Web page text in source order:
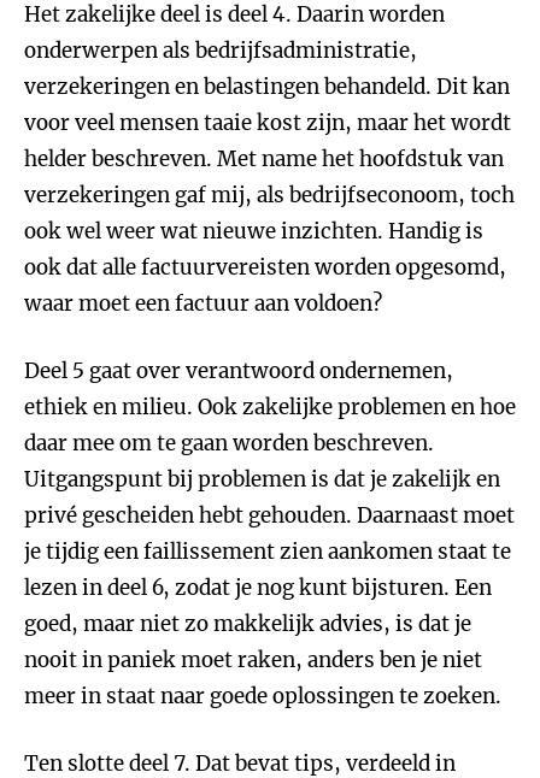
Het zakelijke deel is deel 4. Daarin worden
onderwerpen als bedrijfsadministratie,
verzekeringen en belastingen behandeld. Dit kan
voor veel mensen taaie kost zijn, maar het wordt
helder beschreven. Met name het hoofdstuk van
verzekeringen gaf mij, als bedrijfseconoom, toch
ook wel weer wat nieuwe inzichten. Handig is
ook dat alle factuurvereisten worden opgesomd,
waar moet een factuur aan voldoen?
Deel 5 gaat over verantwoord ondernemen,
ethiek en milieu. Ook zakelijke problemen en hoe
daar mee om te gaan worden beschreven.
Uitgangspunt bij problemen is dat je zakelijk en
privé gescheiden hebt gehouden. Daarnaast moet
je tijdig een faillissement zien aankomen staat te
lezen in deel 6, zodat je nog kunt bijsturen. Een
goed, maar niet zo makkelijk advies, is dat je
nooit in paniek moet raken, anders ben je niet
meer in staat naar goede oplossingen te zoeken.
Ten slotte deel 7. Dat bevat tips, verdeeld in